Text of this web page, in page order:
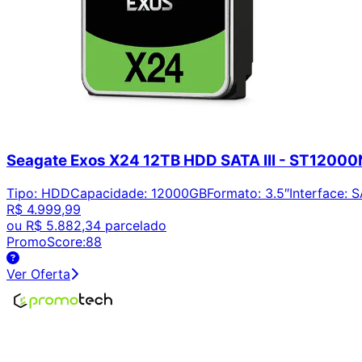
Seagate Exos X24 12TB HDD SATA III -
Tipo: HDDCapacidade: 12000GBFormato: 3.5″Interface:
R$ 4.999,99
ou R$ 5.882,34 parcelado
PromoScore:88
Ver Oferta